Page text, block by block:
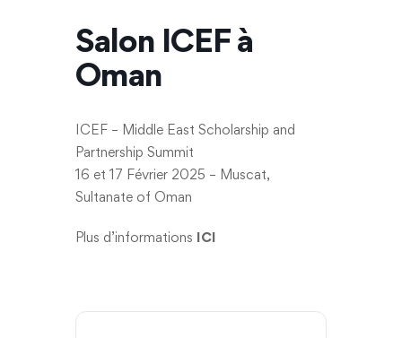
Salon ICEF à
Oman
ICEF – Middle East Scholarship and
Partnership Summit
16 et 17 Février 2025 – Muscat,
Sultanate of Oman
Plus d’informations ICI